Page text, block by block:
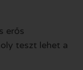
erős
teszt lehet a